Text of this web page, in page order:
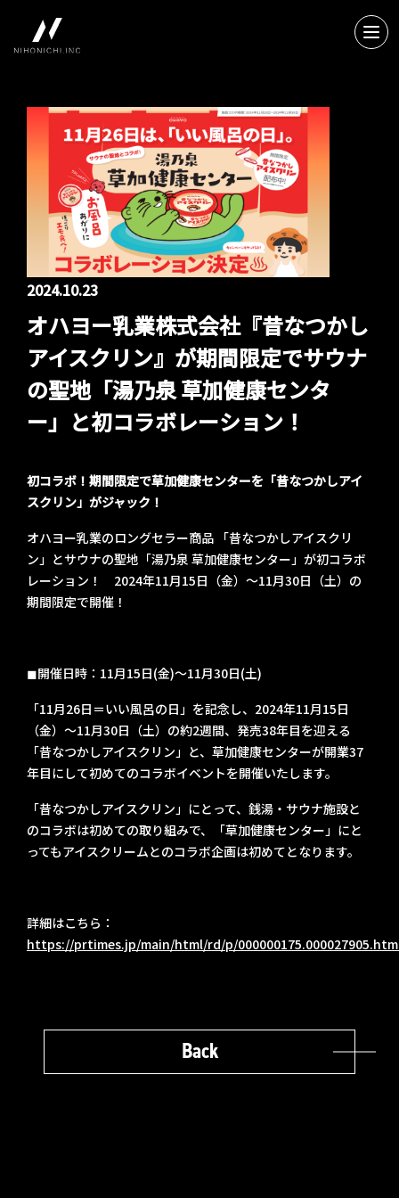
2024.10.23
オハヨー乳業株式会社『昔なつかし
アイスクリン』が期間限定でサウナ
の聖地「湯乃泉 草加健康センタ
ー」と初コラボレーション！
初コラボ！期間限定で草加健康センターを「昔なつかしアイ
スクリン」がジャック！
オハヨー乳業のロングセラー商品 「昔なつかしアイスクリ
ン」とサウナの聖地「湯乃泉 草加健康センター」が初コラボ
レーション！ 2024年11月15日（金）～11月30日（土）の
期間限定で開催！
◼︎開催日時：11月15日(金)〜11月30日(土)
「11月26日＝いい風呂の日」を記念し、2024年11月15日
（金）〜11月30日（土）の約2週間、発売38年目を迎える
「昔なつかしアイスクリン」と、草加健康センターが開業37
年目にして初めてのコラボイベントを開催いたします。
「昔なつかしアイスクリン」にとって、銭湯・サウナ施設と
のコラボは初めての取り組みで、「草加健康センター」にと
ってもアイスクリームとのコラボ企画は初めてとなります。
詳細はこちら：
https://prtimes.jp/main/html/rd/p/
Back